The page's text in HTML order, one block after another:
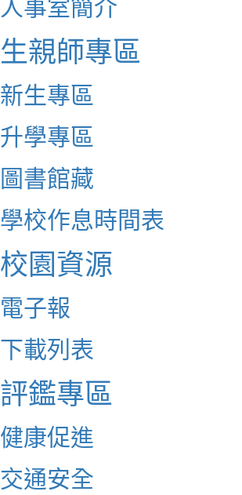
生親師專區
新生專區
升學專區
圖書館藏
學校作息時間表
校園資源
電子報
下載列表
評鑑專區
健康促進
交通安全